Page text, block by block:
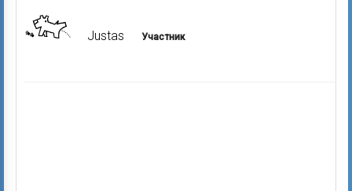
Justas Участник